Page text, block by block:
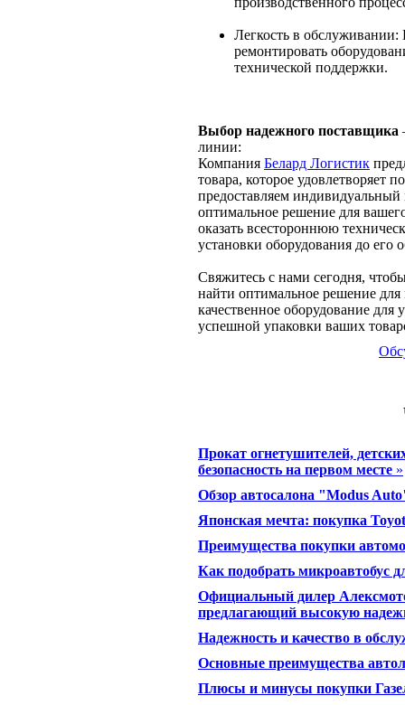
Легкость в обслуживании:
ремонтировать
технической поддержки.
Выбор надежного поставщика
линии:
Компания Белард Логистик
товара, которое удовлетворяет
предоставляем
оптимальное решение для
оказать всестороннюю
установки оборудования до его
Свяжитесь с нами сегодня,
найти оптимальное решение
качественное оборудование
успешной упаковки ваших
Прокат огнетушителей,
безопасность на первом месте »
Обзор автосалона "Modus
Японская мечта: покупка
Преимущества покупки
Как подобрать микроавтобус
Официальный дилер
предлагающий высокую
Надежность и качество в
Основные преимущества
Плюсы и минусы покупки